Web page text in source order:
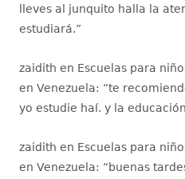
lleves al junquito halla la
estudiará.”
zaidith en Escuelas para
en Venezuela: “te
yo estudie haí. y la
zaidith en Escuelas para
en Venezuela: “buenas